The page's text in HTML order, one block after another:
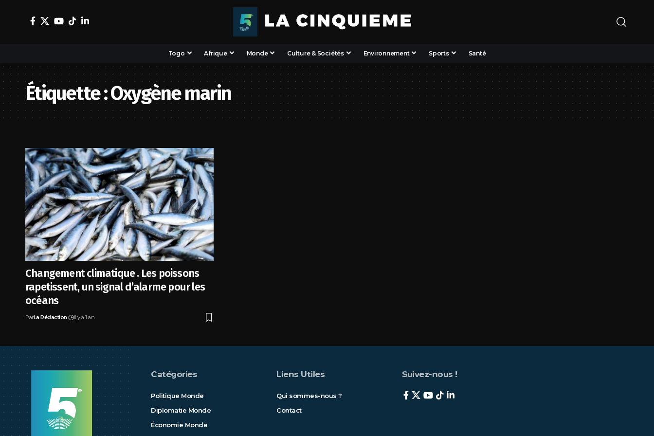
Togo Afrique Monde Culture & Sociétés Environnement Sports Santé
Étiquette :Oxygène marin
Changement climatique . Les poissons
rapetissent, un signal d’alarme pour les
océans
ParLa Rédaction il y a 1 an
Catégories
Politique Monde
Diplomatie Monde
Économie Monde
Liens Utiles
Qui sommes-nous ?
Contact
Suivez-nous !